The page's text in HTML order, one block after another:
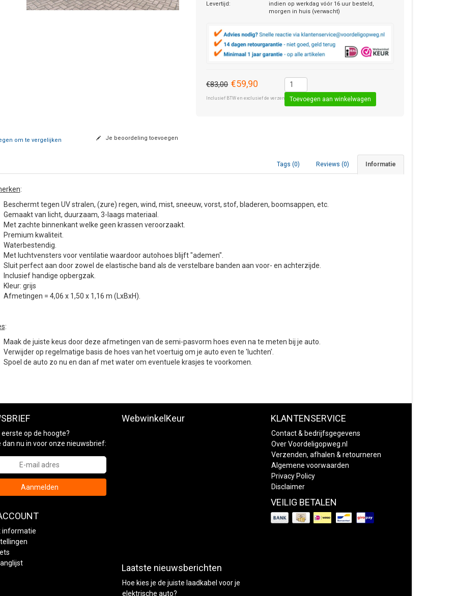
Levertijd:
indien op werkdag vóór 16 uur besteld,
morgen in huis (verwacht)
€83,00 €59,90
Inclusief BTW en exclusief de verzendkosten € 8,50 (standaard pakket).
om te vergelijken Je beoordeling toevoegen
Informatie
Reviews (0)
Tags (0)
:
Beschermt tegen UV stralen, (zure) regen, wind, mist, sneeuw, vorst, stof, bladeren, boomsappen, etc.
Gemaakt van licht, duurzaam, 3-laags materiaal.
Met zachte binnenkant welke geen krassen veroorzaakt.
Premium kwaliteit.
Waterbestendig.
Met luchtvensters voor ventilatie waardoor autohoes blijft "ademen".
Sluit perfect aan door zowel de elastische band als de verstelbare banden aan voor- en achterzijde.
Inclusief handige opbergzak.
Kleur: grijs
Afmetingen = 4,06 x 1,50 x 1,16 m (LxBxH).
:
Maak de juiste keus door deze afmetingen van de semi-pasvorm hoes even na te meten bij je auto.
Verwijder op regelmatige basis de hoes van het voertuig om je auto even te 'luchten'.
Spoel de auto zo nu en dan af met water om eventuele krasjes te voorkomen.
op de hoogte?
dan nu in voor onze nieuwsbrief:
Aanmelden
informatie
WebwinkelKeur
Laatste nieuwsberichten
Hoe kies je de juiste laadkabel voor je
elektrische auto?
KLANTENSERVICE
Contact & bedrijfsgegevens
Over Voordeligopweg.nl
Verzenden, afhalen & retourneren
Algemene voorwaarden
Privacy Policy
Disclaimer
VEILIG BETALEN